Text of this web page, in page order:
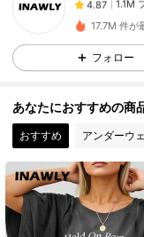
f***0 は1日
4.87 1.1M
4.87 1.1M
4.87 1.1M
4.87 1.1M
17.7M 件が
フォロー
あなたにおすすめの商
おすすめ アンダーウ